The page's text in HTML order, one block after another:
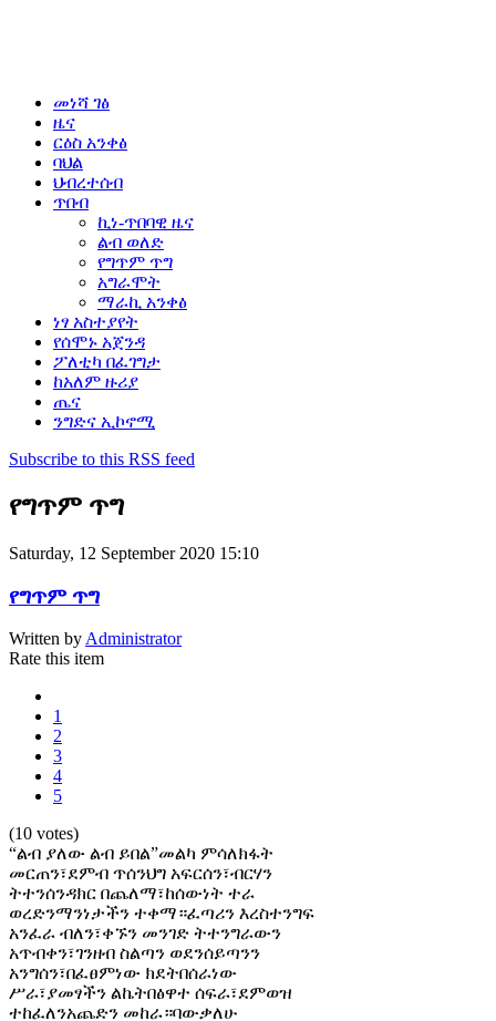
መነሻ ገፅ
ዜና
ርዕስ አንቀፅ
ባህል
ህብረተሰብ
ጥበብ
ኪነ-ጥበባዊ ዜና
ልብ ወለድ
የግጥም ጥግ
አግራሞት
ማራኪ አንቀፅ
ነፃ አስተያየት
የሰሞኑ አጀንዳ
ፖለቲካ በፈገግታ
ከአለም ዙሪያ
ጤና
ንግድና ኢኮኖሚ
Subscribe to this RSS feed
የግጥም ጥግ
Saturday, 12 September 2020 15:10
የግጥም ጥግ
Written by Administrator
Rate this item
1
2
3
4
5
(10 votes)
“ልብ ያለው ልብ ይበል”መልካ ምሳለክፋት
መርጠን፣ደምብ ጥሰንህግ አፍርሰን፣ብርሃን
ትተንሰንዳክር በጨለማ፣ከሰውነት ተራ
ወረድንማንነታችን ተቀማ።ፈጣሪን እረስተንግፍ
አንፈራ ብለን፣ቀኙን መንገድ ትተንግራውን
አጥብቀን፣ገንዘብ ስልጣን ወደንሰይጣንን
አንግሰን፣በፈፀምነው ክደትበሰራነው
ሥራ፣ያመፃችን ልኬትበፅዋተ ሰፍራ፣ደምወዝ
ተከፈለንአጨድን መከራ።ባውቃለሁ